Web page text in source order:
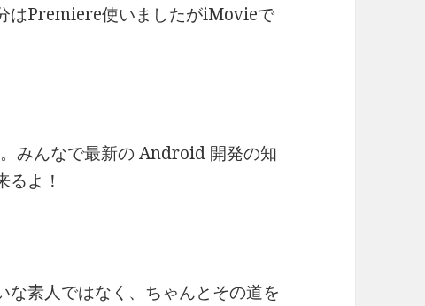
はPremiere使いましたがiMovieで
みんなで最新の Android 開発の知
るよ！
素人ではなく、ちゃんとその道を